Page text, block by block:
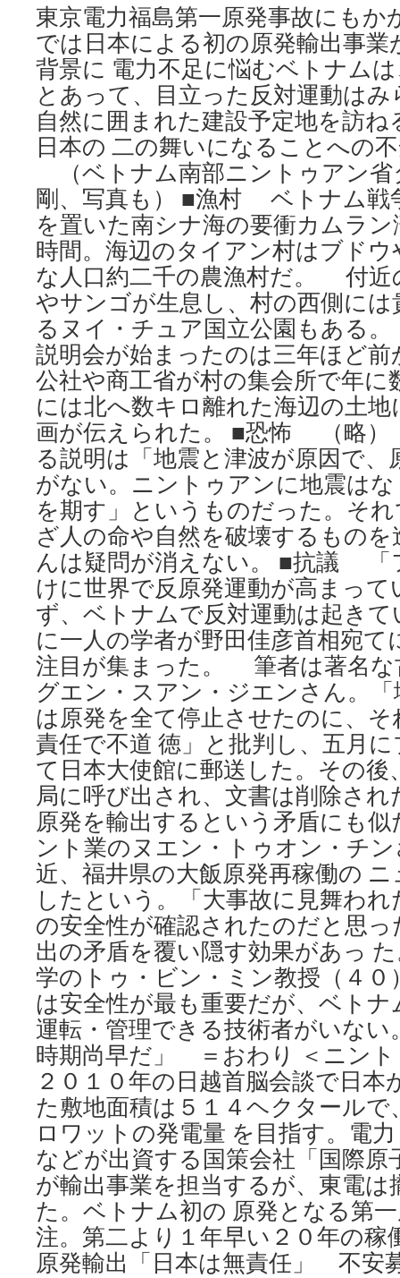
東京電力福島第一原発事故にも
では日本による初の原発輸出事業
背景に 電力不足に悩むベトナム
とあって、目立った反対運動は
自然に囲まれた建設予定地を訪
日本の 二の舞いになることへの
（ベトナム南部ニントゥアン省
剛、写真も） ■漁村 ベトナム戦
を置いた南シナ海の要衝カムラ
時間。海辺のタイアン村はブド
な人口約二千の農漁村だ。 付近
やサンゴが生息し、村の西側に
るヌイ・チュア国立公園もある
説明会が始まったのは三年ほど
公社や商工省が村の集会所で年に
には北へ数キロ離れた海辺の土
画が伝えられた。 ■恐怖 （略
る説明は「地震と津波が原因で、
がない。ニントゥアンに地震は
を期す」というものだった。そ
ざ人の命や自然を破壊するもの
んは疑問が消えない。 ■抗議 「
けに世界で反原発運動が高まっ
ず、ベトナムで反対運動は起き
に一人の学者が野田佳彦首相宛て
注目が集まった。 筆者は著名な
グエン・スアン・ジエンさん。
は原発を全て停止させたのに、
責任で不道 徳」と批判し、五月
て日本大使館に郵送した。その
局に呼び出され、文書は削除さ
原発を輸出するという矛盾にも
ント業のヌエン・トゥオン・チ
近、福井県の大飯原発再稼働の
したという。「大事故に見舞わ
の安全性が確認されたのだと思
出の矛盾を覆い隠す効果があっ
学のトゥ・ビン・ミン教授（４
は安全性が最も重要だが、ベト
運転・管理できる技術者がいな
時期尚早だ」 ＝おわり ＜ニン
２０１０年の日越首脳会談で日本
た敷地面積は５１４ヘクタールで
ロワットの発電量 を目指す。電
などが出資する国策会社「国際原
が輸出事業を担当するが、東電は
た。ベトナム初の 原発となる第
注。第二より１年早い２０年の稼
原発輸出「日本は無責任」 不安